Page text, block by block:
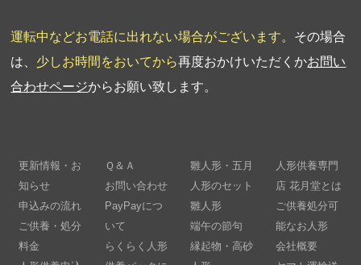
運転中などお電話に出れない場合がございます。 その場合
は、 少しお時間をおいてから再度おかけいただくかお問い
合わせページからお願い致します。
更新情報・お
知らせ
申込みの流れ
ご供養・処分
料金
Ｑ＆Ａ
お問い合わせ
PayPayにつ
いて
らくらく人形
雛人形・五月
人形のセット
雛人形
端午の節句
縁起物・高砂
人形供養専門
店 花月堂とは
ご供養処分可
能なお人形
会社概要